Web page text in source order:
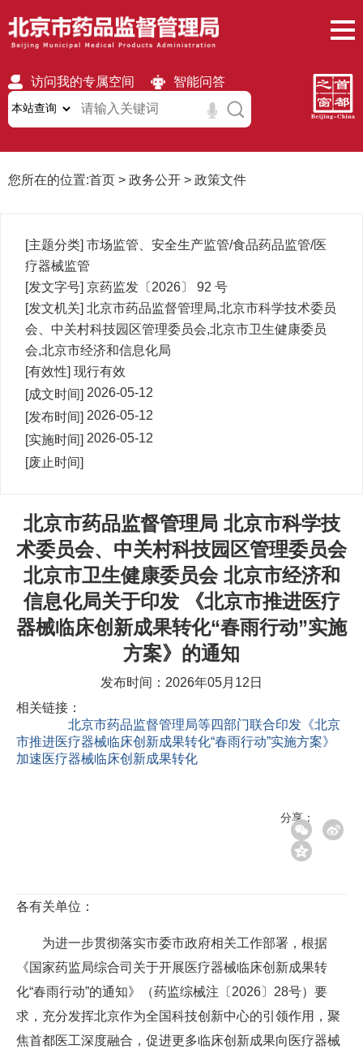
访问我的专属空间 智能问答
无障碍 繁體 移动版
您所在的位置:首页 > 政务公开 > 政策文件
[主题分类] 市场监管、安全生产监管/食品药品监管/医
疗器械监管
[发文字号] 京药监发〔2026〕 92 号
[发文机关] 北京市药品监督管理局,北京市科学技术委员
会、中关村科技园区管理委员会,北京市卫生健康委员
会,北京市经济和信息化局
[有效性] 现行有效
[成文时间] 2026-05-12
00:00:00
[发布时间] 2026-05-12
14:21:18
[实施时间] 2026-05-12
[废止时间]
北京市药品监督管理局 北京市科学技
术委员会、中关村科技园区管理委员会
北京市卫生健康委员会 北京市经济和
信息化局关于印发 《北京市推进医疗
器械临床创新成果转化“春雨行动”实施
方案》的通知
发布时间：2026年05月12日
相关链接：
北京市药品监督管理局等四部门联合印发《北京
市推进医疗器械临床创新成果转化“春雨行动”实施方案》
加速医疗器械临床创新成果转化
分享：
各有关单位：
为进一步贯彻落实市委市政府相关工作部署，根据
《国家药监局综合司关于开展医疗器械临床创新成果转
化“春雨行动”的通知》（药监综械注〔2026〕28号）要
求，充分发挥北京作为全国科技创新中心的引领作用，聚
焦首都医工深度融合，促进更多临床创新成果向医疗器械